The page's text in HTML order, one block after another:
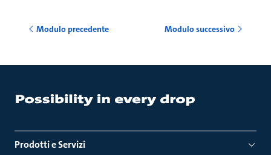
Modulo precedente Modulo successivo
Prodotti e Servizi